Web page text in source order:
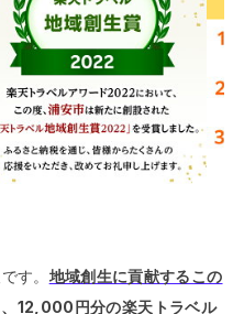
す。 地域創生に貢献するこの
12,000円分の楽天トラベル